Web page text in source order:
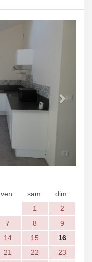
ven. sam.
dim.
1
2
7 8
9
14 15
16
21 22
23